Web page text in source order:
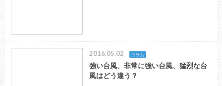
2016.05.02 コラム
強い台風、非常に強い台風、猛烈な台
風はどう違う？